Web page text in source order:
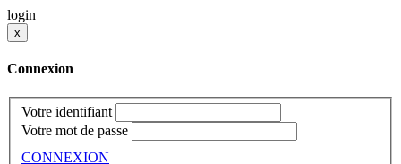
login
x
Connexion
Votre identifiant
Votre mot de passe
CONNEXION